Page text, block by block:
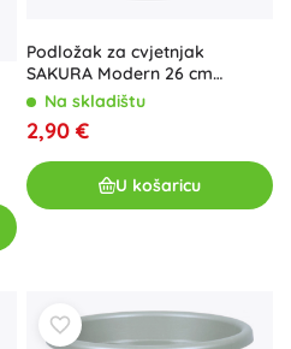
Podložak za cvjetnjak
SAKURA Modern 26 cm
svijetlosmeđa
Na skladištu
2,90 €
U košaricu